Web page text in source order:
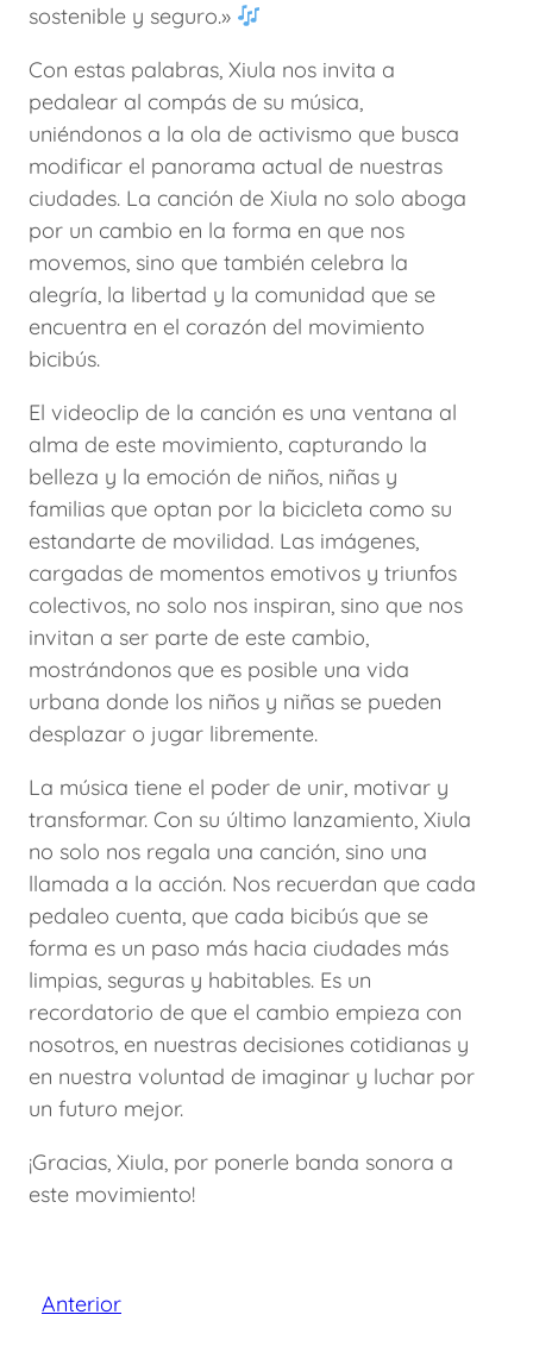
sostenible y seguro.»
Con estas palabras, Xiula nos invita a
pedalear al compás de su música,
uniéndonos a la ola de activismo que busca
modificar el panorama actual de nuestras
ciudades. La canción de Xiula no solo aboga
por un cambio en la forma en que nos
movemos, sino que también celebra la
alegría, la libertad y la comunidad que se
encuentra en el corazón del movimiento
bicibús.
El videoclip de la canción es una ventana al
alma de este movimiento, capturando la
belleza y la emoción de niños, niñas y
familias que optan por la bicicleta como su
estandarte de movilidad. Las imágenes,
cargadas de momentos emotivos y triunfos
colectivos, no solo nos inspiran, sino que nos
invitan a ser parte de este cambio,
mostrándonos que es posible una vida
urbana donde los niños y niñas se pueden
desplazar o jugar libremente.
La música tiene el poder de unir, motivar y
transformar. Con su último lanzamiento, Xiula
no solo nos regala una canción, sino una
llamada a la acción. Nos recuerdan que cada
pedaleo cuenta, que cada bicibús que se
forma es un paso más hacia ciudades más
limpias, seguras y habitables. Es un
recordatorio de que el cambio empieza con
nosotros, en nuestras decisiones cotidianas y
en nuestra voluntad de imaginar y luchar por
un futuro mejor.
¡Gracias, Xiula, por ponerle banda sonora a
este movimiento!
Anterior